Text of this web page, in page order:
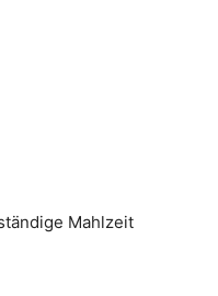
Mahlzeit